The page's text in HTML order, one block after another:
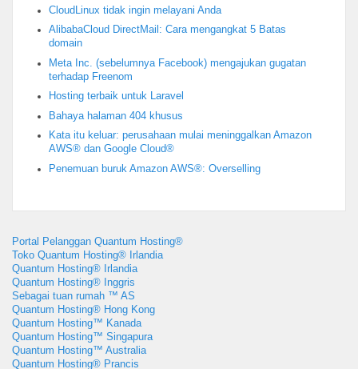
CloudLinux tidak ingin melayani Anda
AlibabaCloud DirectMail: Cara mengangkat 5 Batas
domain
Meta Inc. (sebelumnya Facebook) mengajukan gugatan
terhadap Freenom
Hosting terbaik untuk Laravel
Bahaya halaman 404 khusus
Kata itu keluar: perusahaan mulai meninggalkan Amazon
AWS® dan Google Cloud®
Penemuan buruk Amazon AWS®: Overselling
Portal Pelanggan Quantum Hosting®
Toko Quantum Hosting® Irlandia
Quantum Hosting® Irlandia
Quantum Hosting® Inggris
Sebagai tuan rumah ™ AS
Quantum Hosting® Hong Kong
Quantum Hosting™ Kanada
Quantum Hosting™ Singapura
Quantum Hosting™ Australia
Quantum Hosting® Prancis